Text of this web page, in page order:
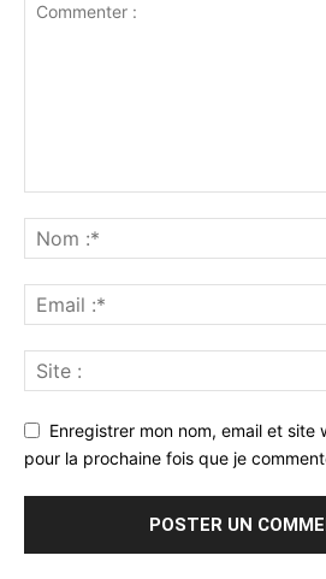
Enregistrer mon nom, email et
pour la prochaine fois que je